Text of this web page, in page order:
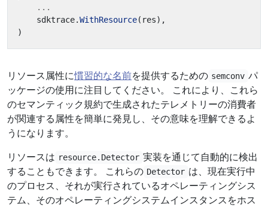
...
sdktrace.WithResource( res),
)
リソース属性に慣習的な名前を提供するための semconv パ
ッケージの使用に注目してください。 これにより、これら
のセマンティック規約で生成されたテレメトリーの消費者
が関連する属性を簡単に発見し、その意味を理解できるよ
うになります。
リソースは resource.Detector 実装を通じて自動的に検出
することもできます。 これらの Detector は、現在実行中
のプロセス、それが実行されているオペレーティングシス
テム、そのオペレーティングシステムインスタンスをホス